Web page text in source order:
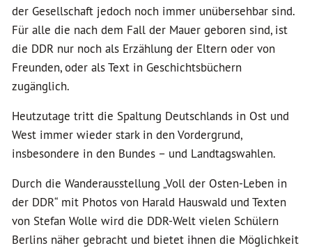
der Gesellschaft jedoch noch immer unübersehbar sind.
Für alle die nach dem Fall der Mauer geboren sind, ist
die DDR nur noch als Erzählung der Eltern oder von
Freunden, oder als Text in Geschichtsbüchern
zugänglich.
Heutzutage tritt die Spaltung Deutschlands in Ost und
West immer wieder stark in den Vordergrund,
insbesondere in den Bundes – und Landtagswahlen.
Durch die Wanderausstellung „Voll der Osten-Leben in
der DDR“ mit Photos von Harald Hauswald und Texten
von Stefan Wolle wird die DDR-Welt vielen Schülern
Berlins näher gebracht und bietet ihnen die Möglichkeit